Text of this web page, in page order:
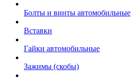
Болты и винты автомобильные
Вставки
Гайки автомобильные
Зажимы (скобы)